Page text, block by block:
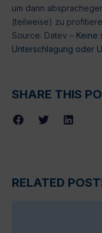
um dann
(teilweise) zu
Source: Datev – Keine
Unterschlagung oder
SHARE THIS
RELATED